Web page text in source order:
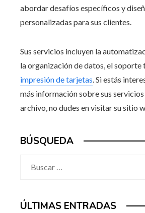
abordar desafíos específicos y
personalizadas para sus clientes.
Sus servicios incluyen la
la organización de datos, el soporte
impresión de tarjetas . Si estás
más información sobre sus servicios
archivo, no dudes en visitar su sitio
BÚSQUEDA
ÚLTIMAS ENTRADAS